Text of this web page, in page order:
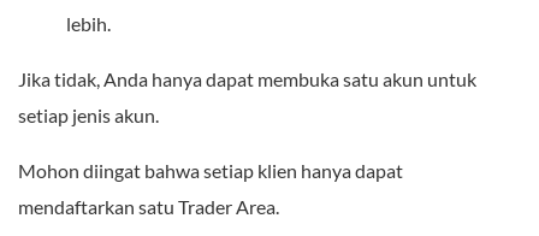
lebih.
Jika tidak, Anda hanya dapat membuka satu akun untuk
setiap jenis akun.
Mohon diingat bahwa setiap klien hanya dapat
mendaftarkan satu Trader Area.